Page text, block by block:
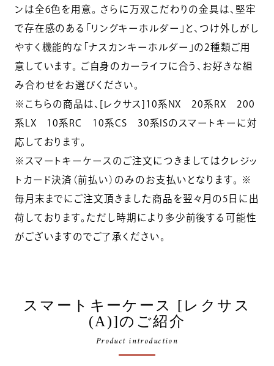
ンは全6色を用意。 さらに万双こだわりの金具は、堅牢
で存在感のある「リングキーホルダー」と、つけ外しがし
やすく機能的な「ナスカンキーホルダー」の2種類ご用
意しています。 ご自身のカーライフに合う、お好きな組
み合わせをお選びください。
※こちらの商品は、[レクサス]10系NX 20系RX 200
系LX 10系RC 10系CS 30系ISのスマートキーに対
応しております。
※スマートキーケースのご注文につきましてはクレジッ
トカード決済（前払い）のみのお支払いとなります。 ※
毎月末までにご注文頂きました商品を翌々月の5日に出
荷しております。ただし時期により多少前後する可能性
がございますのでご了承ください。
スマートキーケース [レクサス
(A)]のご紹介
Product introduction